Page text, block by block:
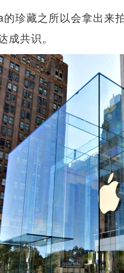
珍藏之所以会拿出来
共识。